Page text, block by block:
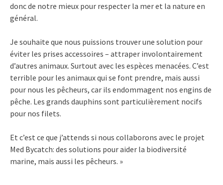
donc de notre mieux pour respecter la mer et la nature en
général.
Je souhaite que nous puissions trouver une solution pour
éviter les prises accessoires – attraper involontairement
d’autres animaux. Surtout avec les espèces menacées. C’est
terrible pour les animaux qui se font prendre, mais aussi
pour nous les pêcheurs, car ils endommagent nos engins de
pêche. Les grands dauphins sont particulièrement nocifs
pour nos filets.
Et c’est ce que j’attends si nous collaborons avec le projet
Med Bycatch: des solutions pour aider la biodiversité
marine, mais aussi les pêcheurs. »